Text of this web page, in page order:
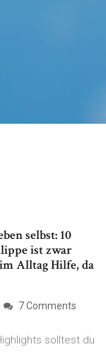
selbst: 10
ist zwar
Alltag Hilfe, da
7 Comments
solltest du